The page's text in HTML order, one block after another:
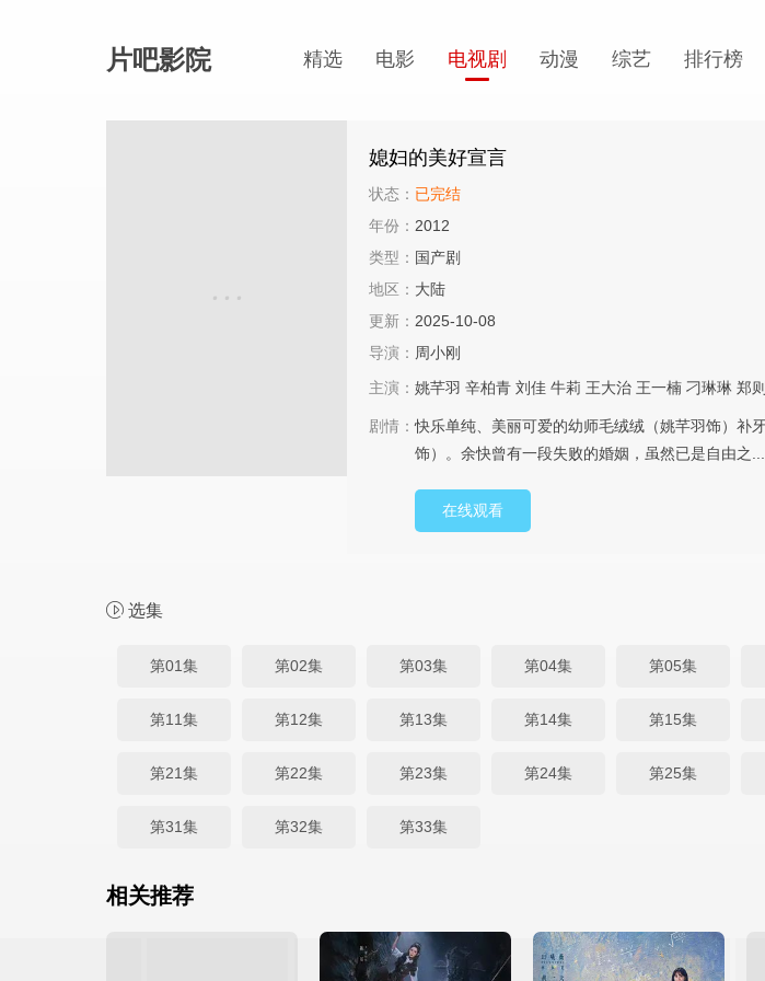
片吧影院 精选 电影 电视剧 动漫 综艺 排行榜
媳妇的美好宣言
状态： 已完结
年份： 2012
类型： 国产剧
地区： 大陆
更新： 2025-10-08
导演： 周小刚
主演： 姚芊羽 辛柏青 刘佳 牛莉 王大治 王一楠 刁琳琳 郑
剧情：快乐单纯、美丽可爱的幼师毛绒绒（姚芊羽饰）
饰）。余快曾有一段失败的婚姻，虽然已是自由之...
在线观看
选集
第01集 第02集 第03集 第04集 第05集
第11集 第12集 第13集 第14集 第15集
第21集 第22集 第23集 第24集 第25集
第31集 第32集 第33集
相关推荐